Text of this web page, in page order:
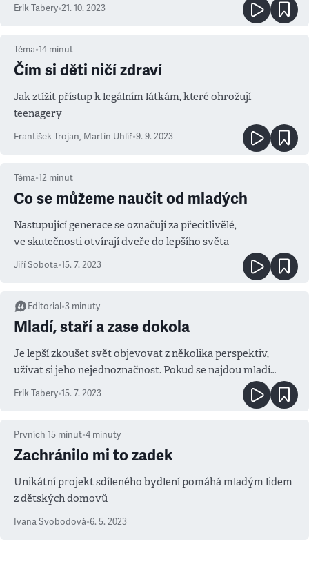
Erik Tabery•21. 10. 2023
Téma•14 minut
Čím si děti ničí zdraví
Jak ztížit přístup k legálním látkám, které ohrožují
teenagery
František Trojan, Martin Uhlíř•9. 9. 2023
Téma•12 minut
Co se můžeme naučit od mladých
Nastupující generace se označují za přecitlivělé,
ve skutečnosti otvírají dveře do lepšího světa
Jiří Sobota•15. 7. 2023
Editorial •3 minuty
Mladí, staří a zase dokola
Je lepší zkoušet svět objevovat z několika perspektiv,
užívat si jeho nejednoznačnost. Pokud se najdou mladí
dogmatici, je to smutné, ale je třeba nezapomínat na zástup
dogmatiků starších
Erik Tabery•15. 7. 2023
Prvních 15 minut•4 minuty
Zachránilo mi to zadek
Unikátní projekt sdíleného bydlení pomáhá mladým lidem
z dětských domovů
Ivana Svobodová•6. 5. 2023